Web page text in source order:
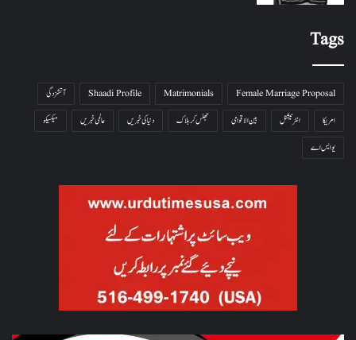
Tags
Female Marriage Proposal
Matrimonials
Shaadi Profile
آتشزدگی
امریکا
انٹرنیشنل بین الاقوامی جھلس کر ہلاک دنیا کی خبریں عالمی خبریں
میکسیکو
یو ایس اے